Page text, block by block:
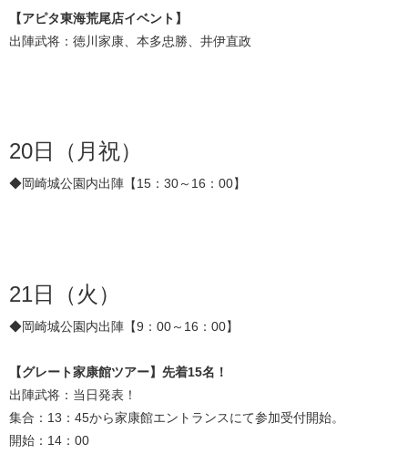
【アピタ東海荒尾店イベント】
出陣武将：徳川家康、本多忠勝、井伊直政
20日（月祝）
◆岡崎城公園内出陣【15：30～16：00】
21日（火）
◆岡崎城公園内出陣【9：00～16：00】
【グレート家康館ツアー】先着15名！
出陣武将：当日発表！
集合：13：45から家康館エントランスにて参加受付開始。
開始：14：00